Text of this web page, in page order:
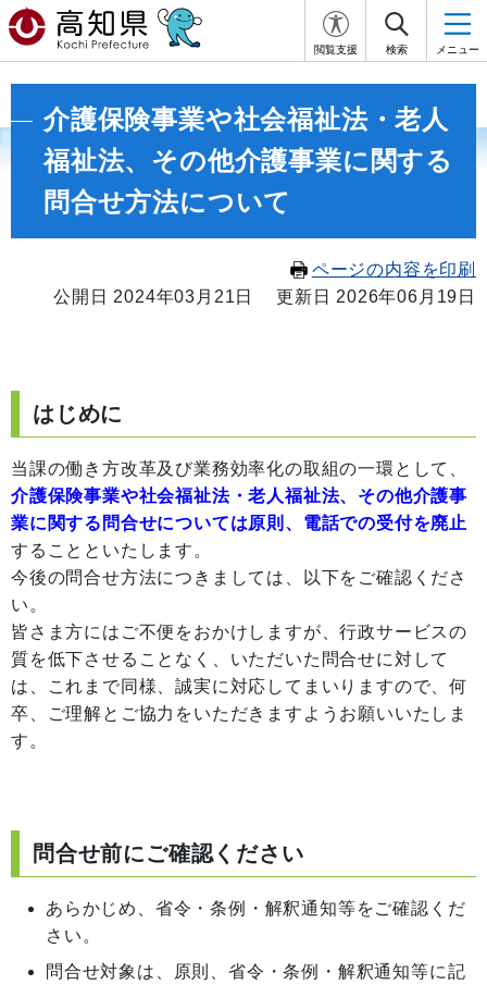
閲覧支援 検索 メニュー
介護保険事業や社会福祉法・老人
福祉法、その他介護事業に関する
問合せ方法について
ページの内容を印刷
公開日 2024年03月21日
更新日 2026年06月19日
はじめに
当課の働き方改革及び業務効率化の取組の一環として、
介護保険事業や社会福祉法・老人福祉法、その他介護事
業に関する問合せについては原則、電話での受付を廃止
することといたします。
今後の問合せ方法につきましては、以下をご確認くださ
い。
皆さま方にはご不便をおかけしますが、行政サービスの
質を低下させることなく、いただいた問合せに対して
は、これまで同様、誠実に対応してまいりますので、何
卒、ご理解とご協力をいただきますようお願いいたしま
す。
問合せ前にご確認ください
あらかじめ、省令・条例・解釈通知等をご確認くだ
さい。
問合せ対象は、原則、省令・条例・解釈通知等に記